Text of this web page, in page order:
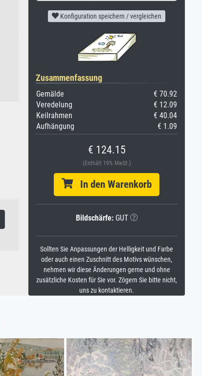
Konfiguration speichern / vergleichen
Zusammenfassung
Gemälde
€ 70.92
Veredelung
€ 12.09
Keilrahmen
€ 40.04
Aufhängung
€ 1.09
€ 124.15
(Enthält 19% MwSt.)
In den Warenkorb
Bildschärfe:GUT
Sollten Sie Anpassungen der Helligkeit und Farbe
oder auch einen Zuschnitt des Motivs wünschen,
nehmen wir diese Änderungen gerne und ohne
zusätzliche Kosten für Sie vor. Zögern Sie bitte nicht,
uns zu kontaktieren.